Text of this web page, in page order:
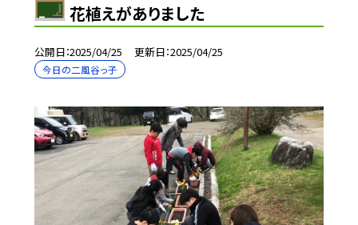
花植えがありました
公開日 2025/04/25 更新日 2025/04/25
今日の二風谷っ子